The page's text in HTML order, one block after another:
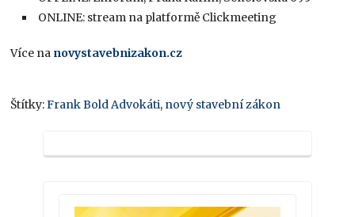
ONLINE: stream na platformě Clickmeeting
Více na novystavebnizakon.cz
Štítky:Frank Bold Advokáti, nový stavební zákon